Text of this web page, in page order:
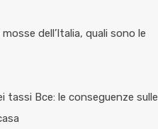
dell’Italia, quali sono le
tassi Bce: le conseguenze sulle